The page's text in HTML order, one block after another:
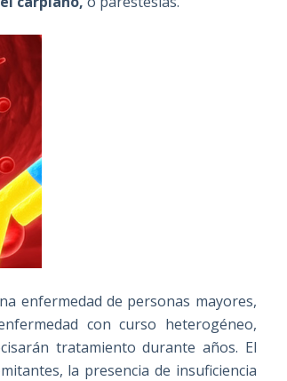
enfermedad de personas mayores,
con curso heterogéneo,
tratamiento durante años. El
la presencia de insuficiencia